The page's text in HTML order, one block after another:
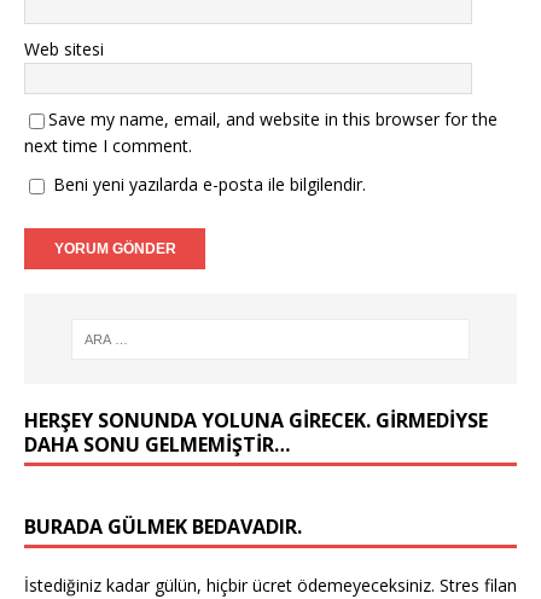
Web sitesi
Save my name, email, and website in this browser for the
next time I comment.
Beni yeni yazılarda e-posta ile bilgilendir.
HERŞEY SONUNDA YOLUNA GIRECEK. GIRMEDIYSE
DAHA SONU GELMEMIŞTIR…
BURADA GÜLMEK BEDAVADIR.
İstediğiniz kadar gülün, hiçbir ücret ödemeyeceksiniz. Stres filan